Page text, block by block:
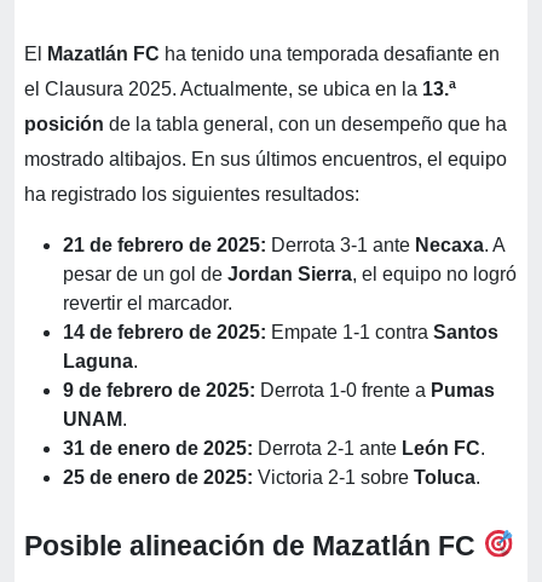
El Mazatlán FC ha tenido una temporada desafiante en
el Clausura 2025. Actualmente, se ubica en la 13.ª
posición de la tabla general, con un desempeño que ha
mostrado altibajos. En sus últimos encuentros, el equipo
ha registrado los siguientes resultados:
21 de febrero de 2025: Derrota 3-1 ante Necaxa. A
pesar de un gol de Jordan Sierra, el equipo no logró
revertir el marcador.
14 de febrero de 2025: Empate 1-1 contra Santos
Laguna.
9 de febrero de 2025: Derrota 1-0 frente a Pumas
UNAM.
31 de enero de 2025: Derrota 2-1 ante León FC.
25 de enero de 2025: Victoria 2-1 sobre Toluca.
Posible alineación de Mazatlán FC